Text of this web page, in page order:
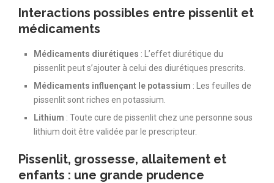
Interactions possibles entre pissenlit et
médicaments
Médicaments diurétiques : L’effet diurétique du
pissenlit peut s’ajouter à celui des diurétiques prescrits.
Médicaments influençant le potassium : Les feuilles de
pissenlit sont riches en potassium.
Lithium : Toute cure de pissenlit chez une personne sous
lithium doit être validée par le prescripteur.
Pissenlit, grossesse, allaitement et
enfants : une grande prudence